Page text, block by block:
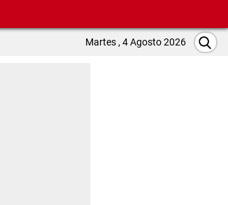
Martes , 4 Agosto 2026